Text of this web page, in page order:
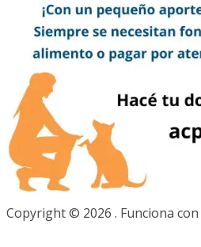
Copyright © 2026 . Funciona con